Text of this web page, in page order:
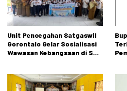
Unit Pencegahan Satgaswil
Gorontalo Gelar Sosialisasi
Wawasan Kebangsaan di SMP